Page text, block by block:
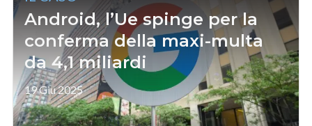
Android, l’Ue spinge per la
conferma della maxi-multa
da 4,1 miliardi
19 Giu 2025